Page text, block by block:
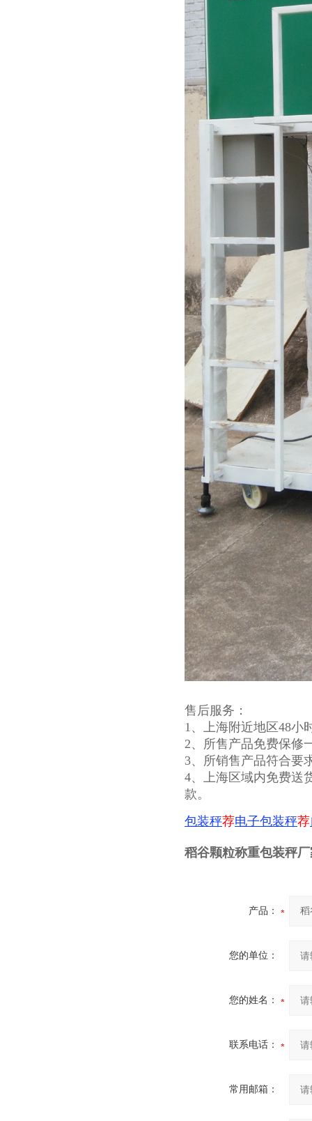
售后服务：
1、上海附近地区48小
2、所售产品免费保修
3、所销售产品符合要
4、上海区域内免费送
款。
包装秤荐电子包装秤荐
稻谷颗粒称重包装秤
产品：
您的单位：
您的姓名：
联系电话：
常用邮箱：